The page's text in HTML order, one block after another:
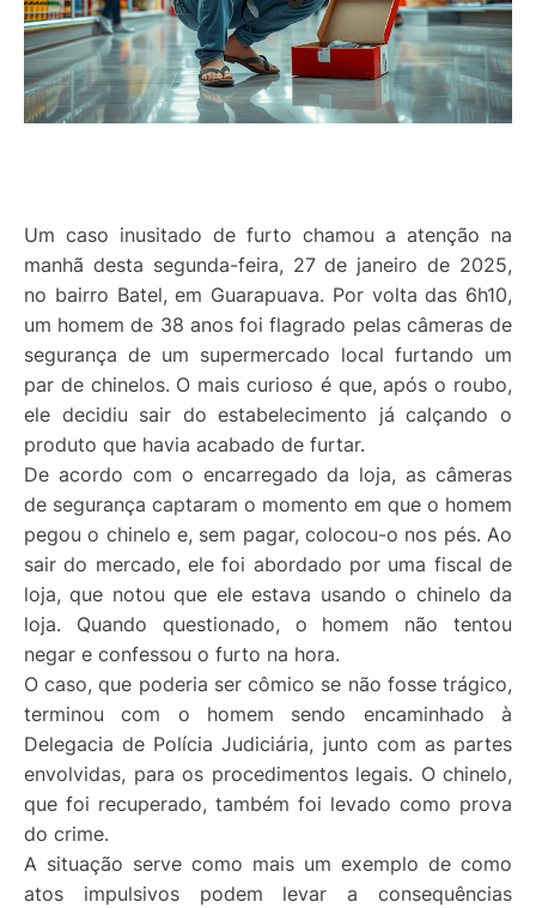
Um caso inusitado de furto chamou a atenção na
manhã desta segunda-feira, 27 de janeiro de 2025,
no bairro Batel, em Guarapuava. Por volta das 6h10,
um homem de 38 anos foi flagrado pelas câmeras de
segurança de um supermercado local furtando um
par de chinelos. O mais curioso é que, após o roubo,
ele decidiu sair do estabelecimento já calçando o
produto que havia acabado de furtar.
De acordo com o encarregado da loja, as câmeras
de segurança captaram o momento em que o homem
pegou o chinelo e, sem pagar, colocou-o nos pés. Ao
sair do mercado, ele foi abordado por uma fiscal de
loja, que notou que ele estava usando o chinelo da
loja. Quando questionado, o homem não tentou
negar e confessou o furto na hora.
O caso, que poderia ser cômico se não fosse trágico,
terminou com o homem sendo encaminhado à
Delegacia de Polícia Judiciária, junto com as partes
envolvidas, para os procedimentos legais. O chinelo,
que foi recuperado, também foi levado como prova
do crime.
A situação serve como mais um exemplo de como
atos impulsivos podem levar a consequências